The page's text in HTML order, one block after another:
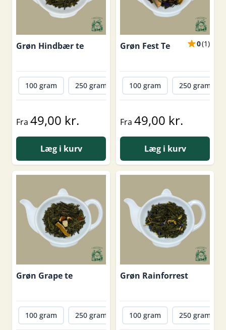
Grøn Hindbær te
100 gram 250 gram 500 gram 1000 gram
Fra 49,00 kr.
Læg i kurv
Grøn Fest Te 0(1)
100 gram 250 gram
Fra 49,00 kr.
Læg i kurv
Grøn Grape te
100 gram 250 gram 500 gram 1000 gram
Grøn Rainforrest
100 gram 250 gram